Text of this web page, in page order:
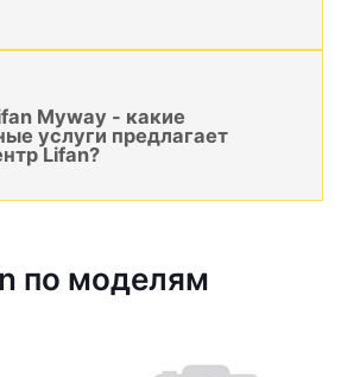
Myway - какие
услуги предлагает
Lifan?
по моделям